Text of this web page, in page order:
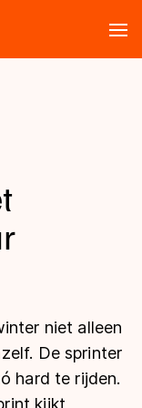
niet alleen
De sprinter
hard te rijden.
kijkt